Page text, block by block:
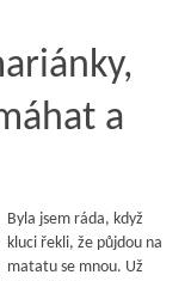
a
Byla jsem ráda, když
kluci řekli, že půjdou na
matatu se mnou. Už